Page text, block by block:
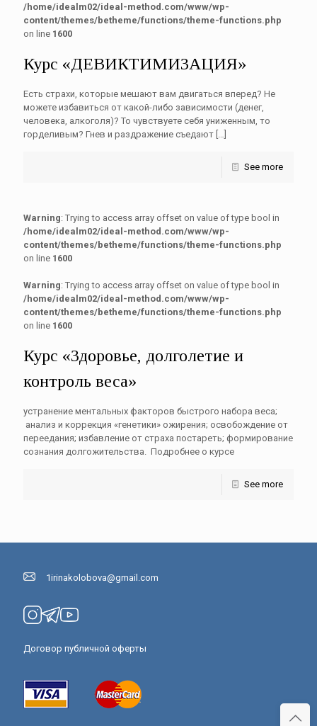
/home/idealm02/ideal-method.com/www/wp-
content/themes/betheme/functions/theme-functions.php
on line 1600
Курс «ДЕВИКТИМИЗАЦИЯ»
Есть страхи, которые мешают вам двигаться вперед? Не
можете избавиться от какой-либо зависимости (денег,
человека, алкоголя)? То чувствуете себя униженным, то
горделивым? Гнев и раздражение съедают […]
See more
Warning: Trying to access array offset on value of type bool in
/home/idealm02/ideal-method.com/www/wp-
content/themes/betheme/functions/theme-functions.php
on line 1600
Warning: Trying to access array offset on value of type bool in
/home/idealm02/ideal-method.com/www/wp-
content/themes/betheme/functions/theme-functions.php
on line 1600
Курс «Здоровье, долголетие и
контроль веса»
устранение ментальных факторов быстрого набора веса;
анализ и коррекция «генетики» ожирения; освобождение от
переедания; избавление от страха постареть; формирование
сознания долгожительства. Подробнее о курсе
See more
1irinakolobova@gmail.com
Договор публичной оферты